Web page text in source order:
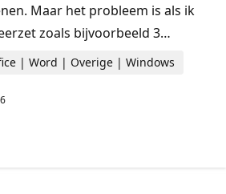
Maar het probleem is als ik
zoals bijvoorbeeld 3…
| Word | Overige | Windows